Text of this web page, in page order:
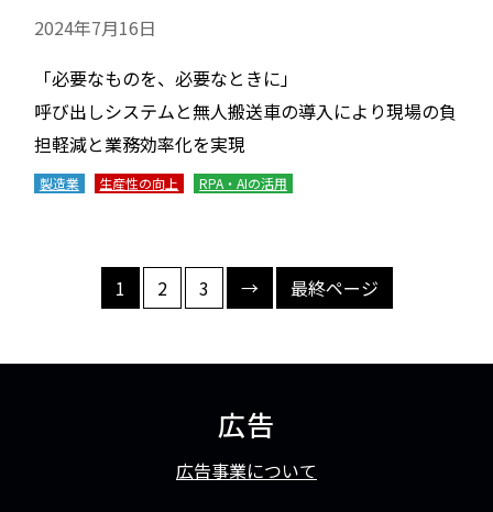
2024年7月16日
「必要なものを、必要なときに」
呼び出しシステムと無人搬送車の導入により現場の負
担軽減と業務効率化を実現
製造業 生産性の向上 RPA・AIの活用
1 2 3 →次のページへ
最終ページ
広告
広告事業について